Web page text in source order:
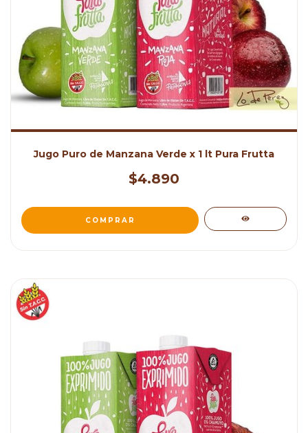
Jugo Puro de Manzana Verde x 1 lt Pura Frutta
$4.890